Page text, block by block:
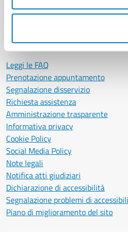
Centralino unico:0817951111
Leggi le FAQ
Prenotazione appuntamento
Segnalazione disservizio
Richiesta assistenza
Amministrazione trasparente
Informativa privacy
Cookie Policy
Social Media Policy
Note legali
Notifica atti giudiziari
Dichiarazione di accessibilità
Segnalazione problemi di
Piano di miglioramento del sito